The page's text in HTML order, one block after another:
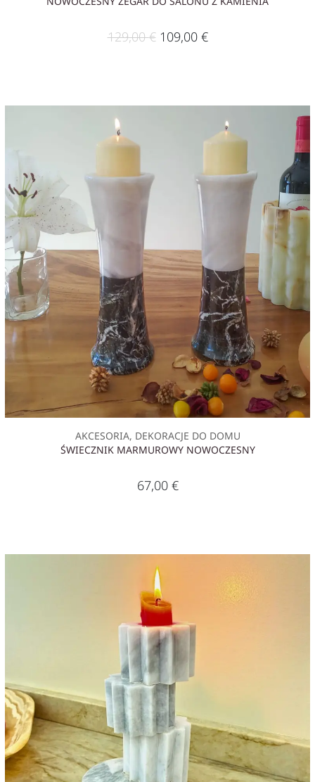
129,00€ 109,00 €
AKCESORIA, DEKORACJE DO DOMU
ŚWIECZNIK MARMUROWY NOWOCZESNY
67,00 €